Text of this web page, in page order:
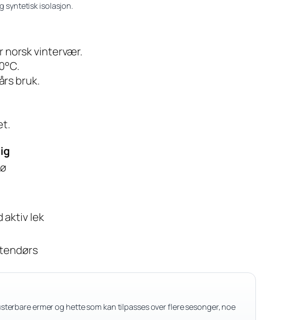
syntetisk isolasjon.
norsk vintervær.
bruk.
aktiv lek
ermer og hette som kan tilpasses over flere sesonger, noe